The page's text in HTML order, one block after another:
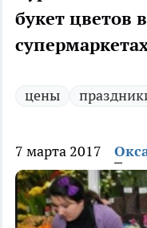
букет цветов
цены
7 марта 2017